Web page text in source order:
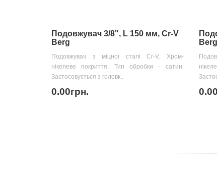
Подовжувач 3/8", L 150 мм, Cr-V
Berg
Подовжувач з міцної сталі Cr-V. Хром-
нікелеве покриття. Тип обробки - сатин.
Застосовується з головк..
0.00грн.
Berg